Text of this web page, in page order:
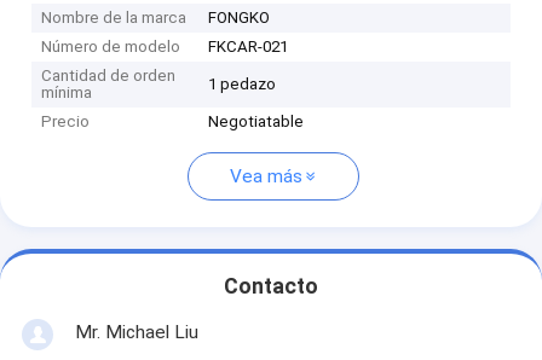
Nombre de la marca
FONGKO
Número de modelo
FKCAR-021
Cantidad de orden
mínima
1 pedazo
Precio Negotiatable
Vea más
Contacto
Mr. Michael Liu